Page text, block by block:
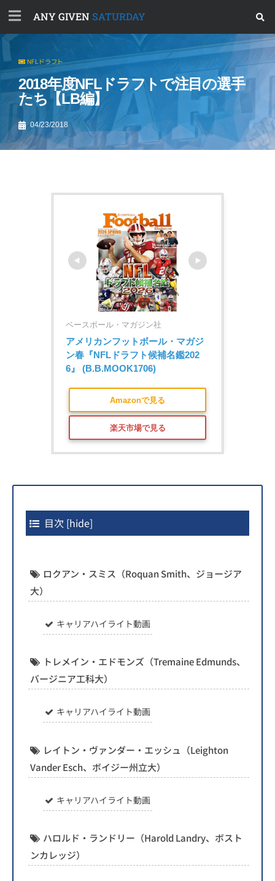
ANY GIVEN SATURDAY
NFLドラフト
2018年度NFLドラフトで注目の選手
たち【LB編】
04/23/2018
ベースボール・マガジン社
アメリカンフットボール・マガジ
ン春『NFLドラフト候補名鑑202
6』 (B.B.MOOK1706)
Amazonで見る
楽天市場で見る
目次 [hide]
ロクアン・スミス（Roquan Smith、ジョージア
大）
キャリアハイライト動画
トレメイン・エドモンズ（Tremaine Edmunds、
バージニア工科大）
キャリアハイライト動画
レイトン・ヴァンダー・エッシュ（Leighton
Vander Esch、ボイジー州立大）
キャリアハイライト動画
ハロルド・ランドリー（Harold Landry、ボスト
ンカレッジ）